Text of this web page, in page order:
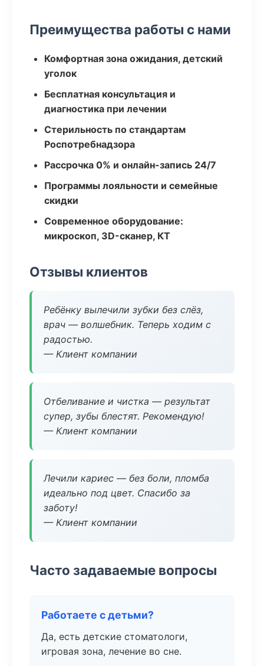
Преимущества работы с нами
Комфортная зона ожидания, детский
уголок
Бесплатная консультация и
диагностика при лечении
Стерильность по стандартам
Роспотребнадзора
Рассрочка 0% и онлайн-запись 24/7
Программы лояльности и семейные
скидки
Современное оборудование:
микроскоп, 3D-сканер, КТ
Отзывы клиентов
Ребёнку вылечили зубки без слёз,
врач — волшебник. Теперь ходим с
радостью.
— Клиент компании
Отбеливание и чистка — результат
супер, зубы блестят. Рекомендую!
— Клиент компании
Лечили кариес — без боли, пломба
идеально под цвет. Спасибо за
заботу!
— Клиент компании
Часто задаваемые вопросы
Работаете с детьми?
Да, есть детские стоматологи,
игровая зона, лечение во сне.